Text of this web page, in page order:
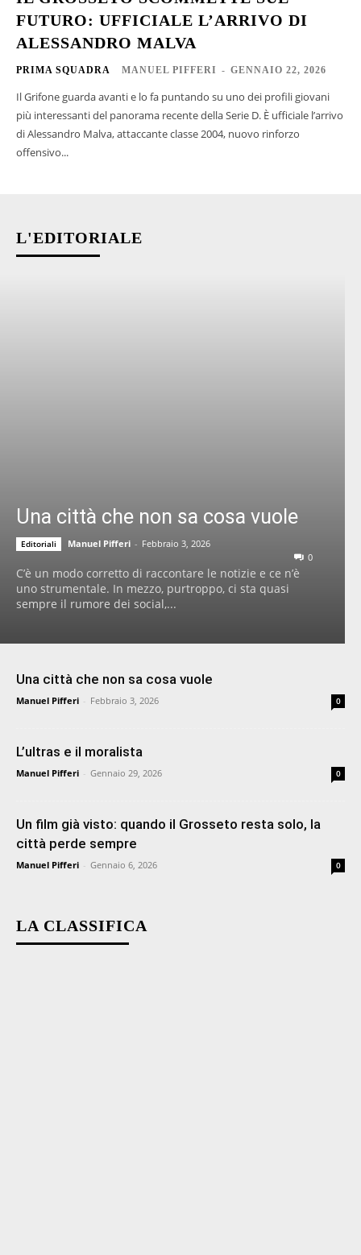
FUTURO: UFFICIALE L’ARRIVO DI
ALESSANDRO MALVA
PRIMA SQUADRA MANUEL PIFFERI - GENNAIO 22, 2026
Il Grifone guarda avanti e lo fa puntando su uno dei profili giovani
più interessanti del panorama recente della Serie D. È ufficiale l’arrivo
di Alessandro Malva, attaccante classe 2004, nuovo rinforzo
offensivo...
L'EDITORIALE
Una città che non sa cosa vuole
Editoriali Manuel Pifferi - Febbraio 3, 2026
0
C’è un modo corretto di raccontare le notizie e ce n’è
uno strumentale. In mezzo, purtroppo, ci sta quasi
sempre il rumore dei social,...
Una città che non sa cosa vuole
Manuel Pifferi - Febbraio 3, 2026 0
L’ultras e il moralista
Manuel Pifferi - Gennaio 29, 2026 0
Un film già visto: quando il Grosseto resta solo, la
città perde sempre
Manuel Pifferi - Gennaio 6, 2026 0
LA CLASSIFICA